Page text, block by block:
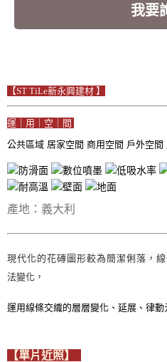
我要
【ST TiLe新永興建材 】
運｜用｜空｜間
公共區域 居家空間 商用空間 戶外空間
產地：義大利
現代化的花磚圖形較為簡潔俐落，
法變化，
運用線條交織的層層變化、延展、律動
【單片近照】